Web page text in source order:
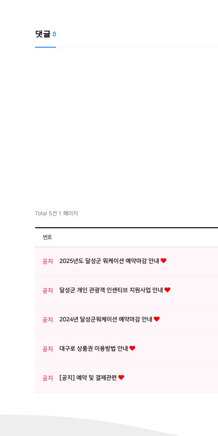
댓글 0
Total 5건 1 페이지
번호
공지 2025년도 달성군 워케이션 예약마감 안내
공지 달성군 개인 관광객 인센티브 지원사업 안내
공지 2024년 달성군워케이션 예약마감 안내
공지 대구로 상품권 이용방법 안내
공지 [공지] 예약 및 결제관련